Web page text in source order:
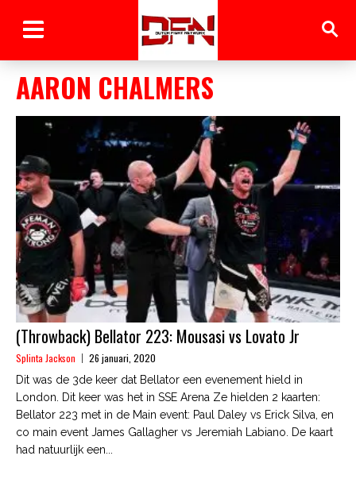
AARON CHALMERS
(Throwback) Bellator 223: Mousasi vs Lovato Jr
Splinta Jackson 26 januari, 2020
Dit was de 3de keer dat Bellator een evenement hield in
London. Dit keer was het in SSE Arena Ze hielden 2 kaarten:
Bellator 223 met in de Main event: Paul Daley vs Erick Silva, en
co main event James Gallagher vs Jeremiah Labiano. De kaart
had natuurlijk een...